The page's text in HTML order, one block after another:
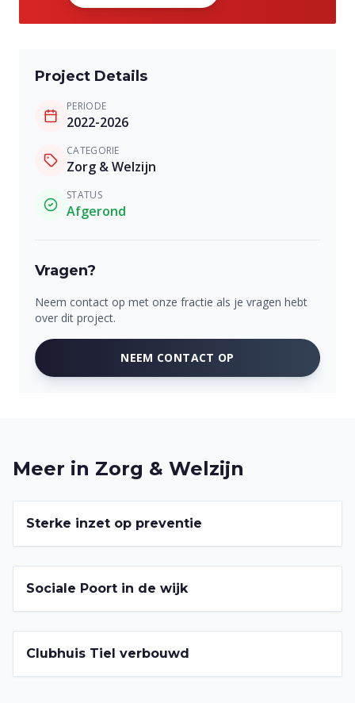
Project Details
PERIODE
2022-2026
CATEGORIE
Zorg & Welzijn
STATUS
Afgerond
Vragen?
Neem contact op met onze fractie als je vragen hebt
over dit project.
NEEM CONTACT OP
Meer in Zorg & Welzijn
2022-2026
Sterke inzet op preventie
2022-2026
Sociale Poort in de wijk
2022-2026
Clubhuis Tiel verbouwd